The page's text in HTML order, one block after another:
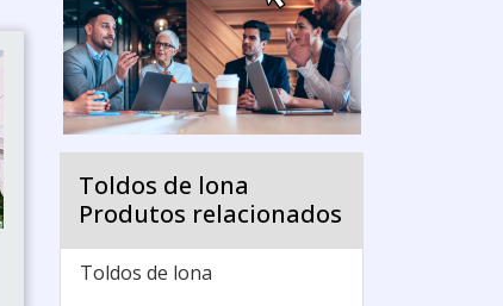
Toldos de lona
Produtos relacionados
Toldos de lona